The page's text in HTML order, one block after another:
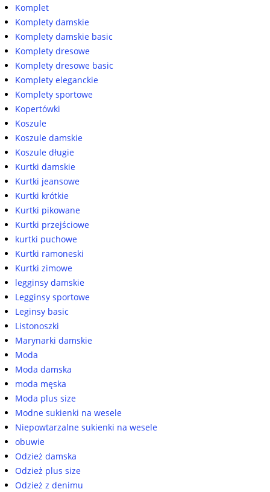
Komplet
Komplety damskie
Komplety damskie basic
Komplety dresowe
Komplety dresowe basic
Komplety eleganckie
Komplety sportowe
Kopertówki
Koszule
Koszule damskie
Koszule długie
Kurtki damskie
Kurtki jeansowe
Kurtki krótkie
Kurtki pikowane
Kurtki przejściowe
kurtki puchowe
Kurtki ramoneski
Kurtki zimowe
legginsy damskie
Legginsy sportowe
Leginsy basic
Listonoszki
Marynarki damskie
Moda
Moda damska
moda męska
Moda plus size
Modne sukienki na wesele
Niepowtarzalne sukienki na wesele
obuwie
Odzież damska
Odzież plus size
Odzież z denimu